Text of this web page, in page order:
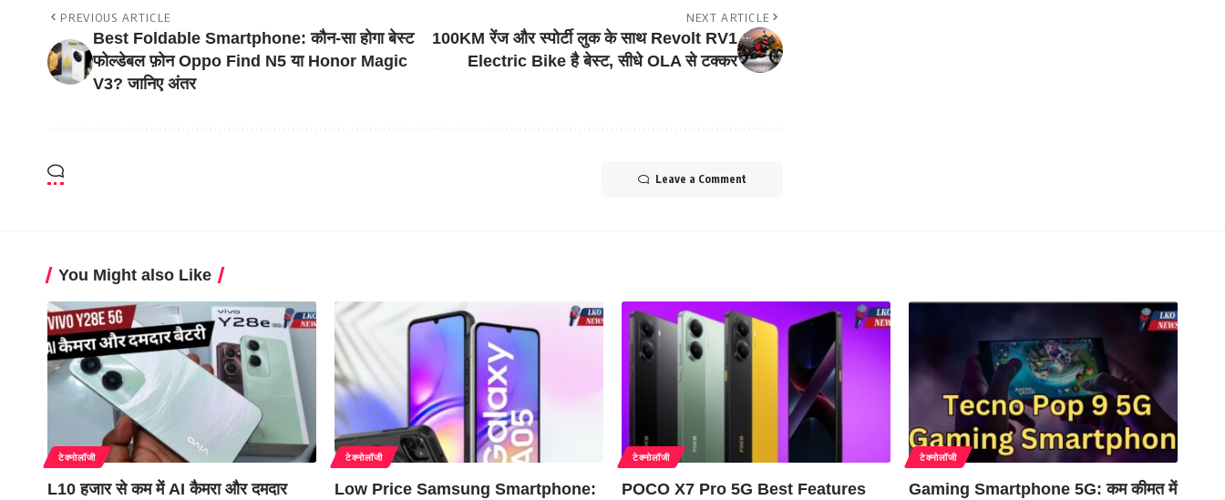
PREVIOUS ARTICLE
Best Foldable Smartphone: कौन-सा होगा बेस्ट
फोल्डेबल फ़ोन Oppo Find N5 या Honor Magic
V3? जानिए अंतर
NEXT ARTICLE
100KM रेंज और स्पोर्टी लुक के साथ Revolt RV1
Electric Bike है बेस्ट, सीधे OLA से टक्कर
Leave a Comment
You Might also Like
टेक्नोलॉजी
L10 हजार से कम में AI कैमरा और दमदार
टेक्नोलॉजी
Low Price Samsung Smartphone:
टेक्नोलॉजी
POCO X7 Pro 5G Best Features
टेक्नोलॉजी
Gaming Smartphone 5G: कम कीमत में